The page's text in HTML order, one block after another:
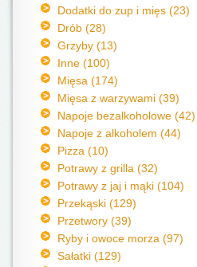
Dodatki do zup i mięs (23)
Drób (28)
Grzyby (13)
Inne (100)
Mięsa (174)
Mięsa z warzywami (39)
Napoje bezalkoholowe (42)
Napoje z alkoholem (44)
Pizza (10)
Potrawy z grilla (32)
Potrawy z jaj i mąki (104)
Przekąski (129)
Przetwory (39)
Ryby i owoce morza (97)
Sałatki (129)